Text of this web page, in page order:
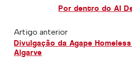
Por dentro do AI
Artigo anterior
Divulgação da Agape
Algarve